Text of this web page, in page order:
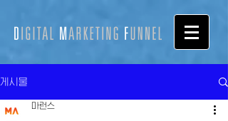
게시물
마런스